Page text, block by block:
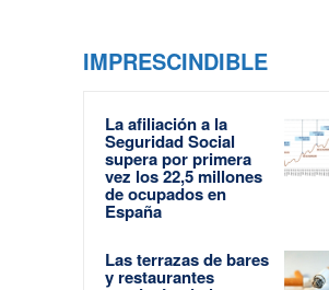
IMPRESCINDIBLE
La afiliación a la
Seguridad Social
supera por primera
vez los 22,5 millones
de ocupados en
España
Las terrazas de bares
y restaurantes